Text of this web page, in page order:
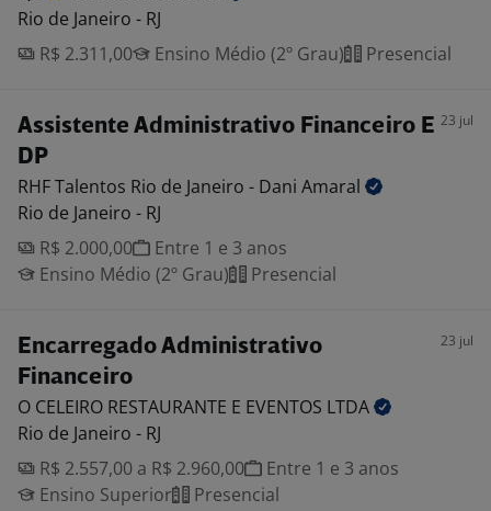
Rio de Janeiro - RJ
R$ 2.311,00
Ensino Médio (2º Grau) Presencial
Assistente Administrativo Financeiro E
DP
23 jul
RHF Talentos Rio de Janeiro - Dani Amaral
Rio de Janeiro - RJ
R$ 2.000,00
Entre 1 e 3 anos
Ensino Médio (2º Grau)
Presencial
Encarregado Administrativo
Financeiro
23 jul
O CELEIRO RESTAURANTE E EVENTOS LTDA
Rio de Janeiro - RJ
R$ 2.557,00 a R$ 2.960,00
Entre 1 e 3 anos
Ensino Superior
Presencial